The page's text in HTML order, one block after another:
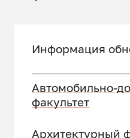
Информация
Автомобильно-
факультет
Архитектурный